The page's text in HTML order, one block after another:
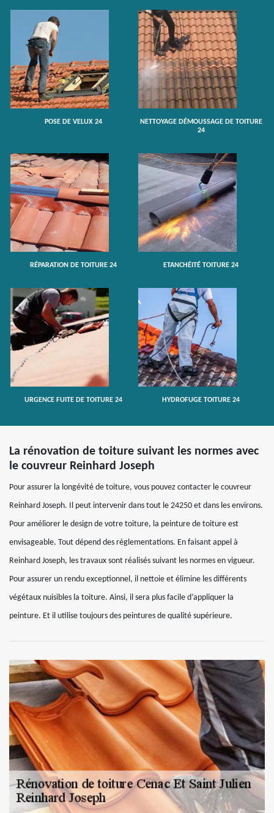
POSE DE VELUX 24
NETTOYAGE DÉMOUSSAGE DE TOITURE
24
RÉPARATION DE TOITURE 24 ETANCHÉITÉ TOITURE 24
URGENCE FUITE DE TOITURE 24 HYDROFUGE TOITURE 24
La rénovation de toiture suivant les normes avec
le couvreur Reinhard Joseph
Pour assurer la longévité de toiture, vous pouvez contacter le couvreur
Reinhard Joseph. Il peut intervenir dans tout le 24250 et dans les environs.
Pour améliorer le design de votre toiture, la peinture de toiture est
envisageable. Tout dépend des réglementations. En faisant appel à
Reinhard Joseph, les travaux sont réalisés suivant les normes en vigueur.
Pour assurer un rendu exceptionnel, il nettoie et élimine les différents
végétaux nuisibles la toiture. Ainsi, il sera plus facile d’appliquer la
peinture. Et il utilise toujours des peintures de qualité supérieure.